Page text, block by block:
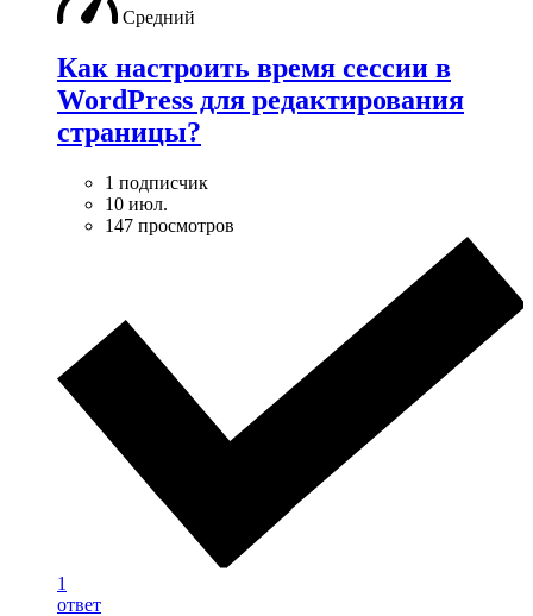
Средний
Как настроить время сессии в
WordPress для редактирования
страницы?
1 подписчик
10 июл.
147 просмотров
1
ответ